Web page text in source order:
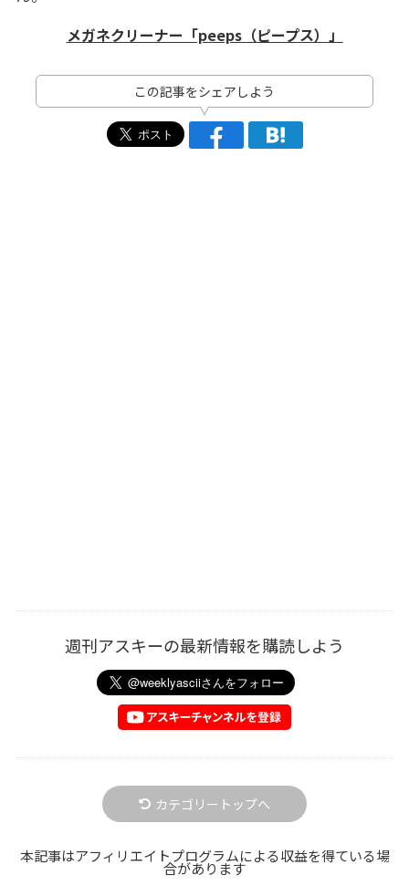
メガネクリーナー「peeps（ピープス）」
この記事をシェアしよう
週刊アスキーの最新情報を購読しよう
カテゴリートップへ
本記事はアフィリエイトプログラムによる収益を得ている場
合があります